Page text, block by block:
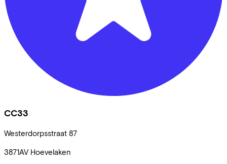
CC33
Westerdorpsstraat 87
3871AV Hoevelaken